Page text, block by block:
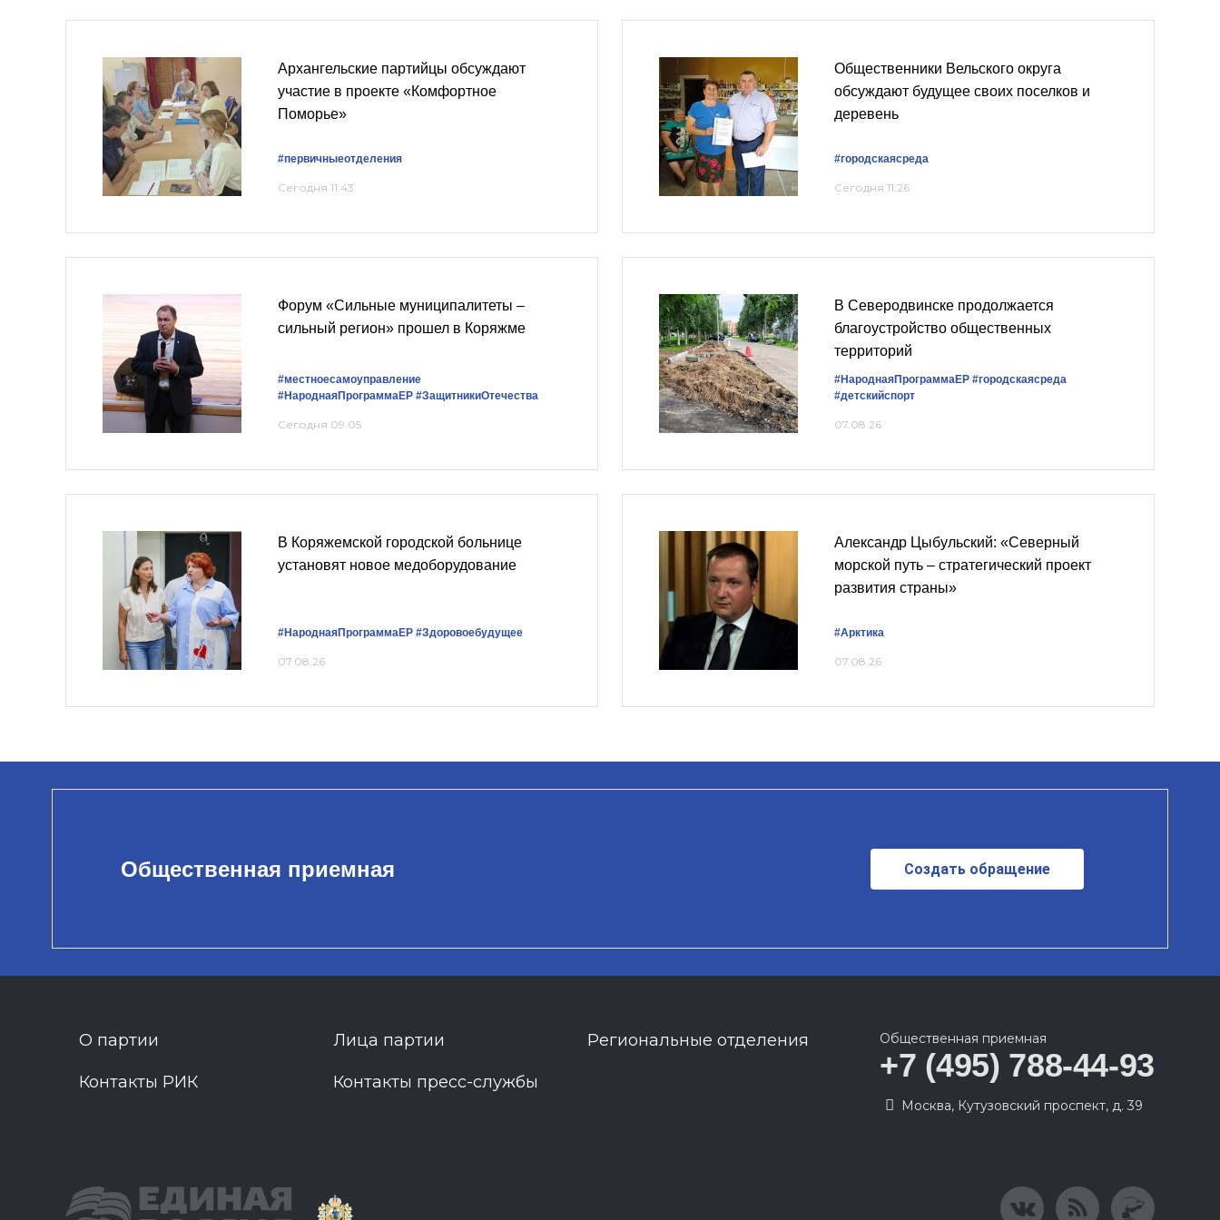
Архангельские партийцы обсуждают
участие в проекте «Комфортное
Поморье»
#первичныеотделения
Сегодня 11:43
Общественники Вельского округа
обсуждают будущее своих поселков и
деревень
#городскаясреда
Сегодня 11:26
Форум «Сильные муниципалитеты –
сильный регион» прошел в Коряжме
#местноесамоуправление
#НароднаяПрограммаЕР #ЗащитникиОтечества
Сегодня 09:05
В Северодвинске продолжается
благоустройство общественных
территорий
#НароднаяПрограммаЕР #городскаясреда
#детскийспорт
07.08.26
В Коряжемской городской больнице
установят новое медоборудование
#НароднаяПрограммаЕР #Здоровоебудущее
07.08.26
Александр Цыбульский: «Северный
морской путь – стратегический проект
развития страны»
#Арктика
07.08.26
Общественная приемная Создать обращение
О партии Лица партии Региональные отделения
Контакты РИК Контакты пресс-службы
Общественная приемная
+7 (495) 788-44-93
Москва, Кутузовский проспект, д. 39